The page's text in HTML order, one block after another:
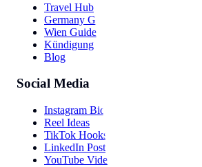
Travel Hub
Germany Guide
Wien Guide
Kündigung
Blog
Social Media
Instagram Bio
Reel Ideas
TikTok Hooks
LinkedIn Post
YouTube Video